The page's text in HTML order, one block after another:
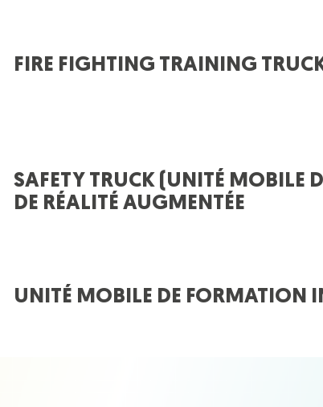
FIRE FIGHTING TRAINING
SAFETY TRUCK (UNITÉ MOBILE
DE RÉALITÉ AUGMENTÉE
UNITÉ MOBILE DE FORMATION